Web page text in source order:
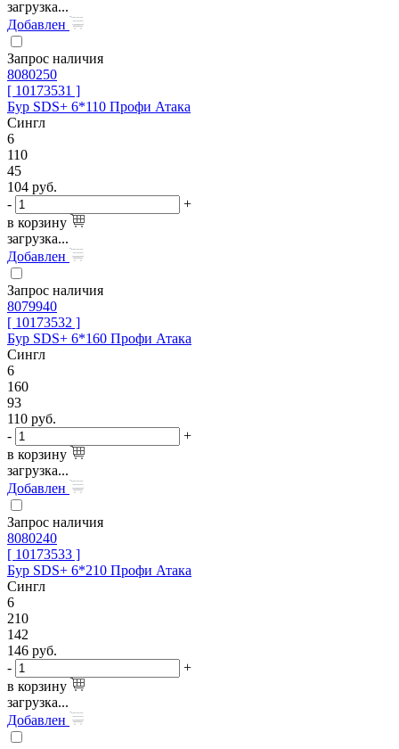
загрузка...
Добавлен
Запрос наличия
8080250
[ 10173531 ]
Бур SDS+ 6*110 Профи Атака
Сингл
6
110
45
104 руб.
-
+
в корзину
загрузка...
Добавлен
Запрос наличия
8079940
[ 10173532 ]
Бур SDS+ 6*160 Профи Атака
Сингл
6
160
93
110 руб.
-
+
в корзину
загрузка...
Добавлен
Запрос наличия
8080240
[ 10173533 ]
Бур SDS+ 6*210 Профи Атака
Сингл
6
210
142
146 руб.
-
+
в корзину
загрузка...
Добавлен